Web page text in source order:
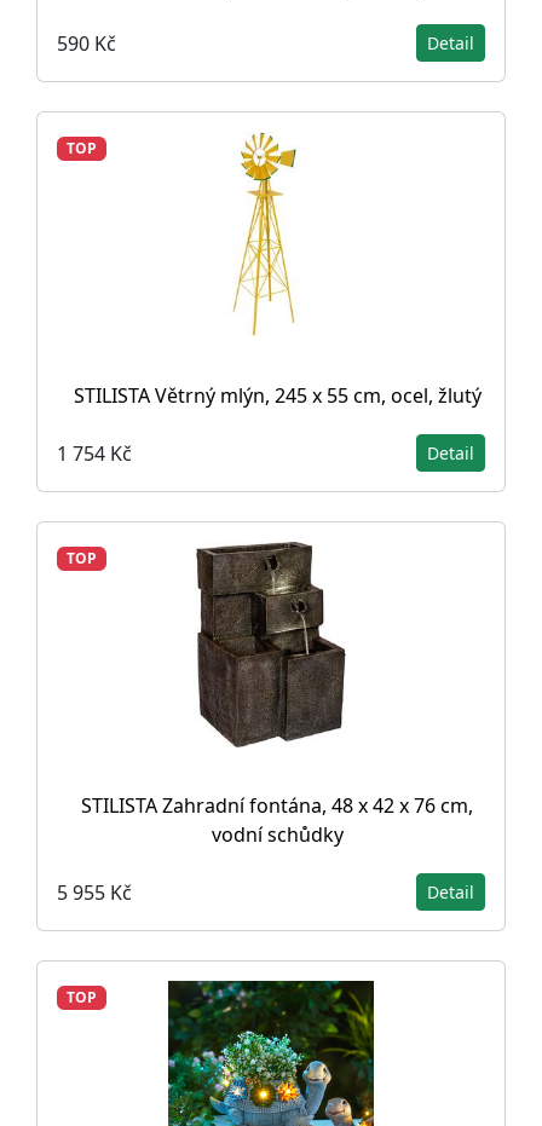
590 Kč Detail
TOP
STILISTA Větrný mlýn, 245 x 55 cm, ocel, žlutý
1 754 Kč Detail
TOP
STILISTA Zahradní fontána, 48 x 42 x 76 cm,
vodní schůdky
5 955 Kč Detail
TOP